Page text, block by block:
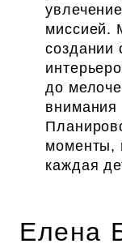
миссией.
создании
до
внимания
моменты,
каждая
Елена